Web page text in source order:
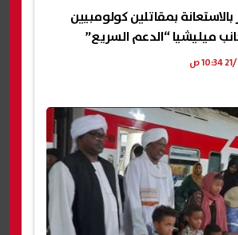
بمقاتلين كولومبيين
ميليشيا “الدعم السريع”